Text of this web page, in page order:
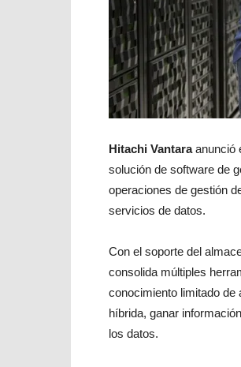
Hitachi Vantaraanunció
solución de software de
operaciones de gestión
servicios de datos.
Con el soporte del
consolida múltiples
conocimiento limitado de
híbrida, ganar
los datos.